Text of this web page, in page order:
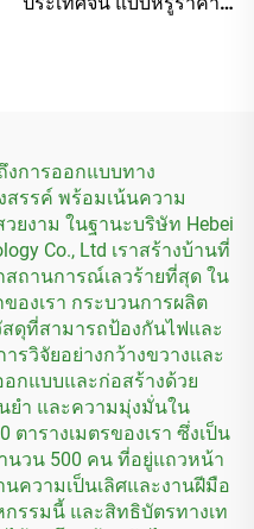
การออกแบบทาง
รรค์ พร้อมเน้นความ
ยงาม ในฐานะบริษัท Hebei
Co., Ltd เราสร้างบ้านที่
ถานการณ์เลวร้ายที่สุด ใน
องเรา กระบวนการผลิต
ดุที่สามารถป้องกันไฟและ
รวิจัยอย่างกว้างขวางและ
กแบบและก่อสร้างด้วย
ยำ และความมุ่งมั่นใน
ารางเมตรของเรา ซึ่งเป็น
วน 500 คน ที่อยู่แถวหน้า
ความเป็นเลิศและงานฝีมือ
รรมนี้ และสิทธิบัตรทางเท